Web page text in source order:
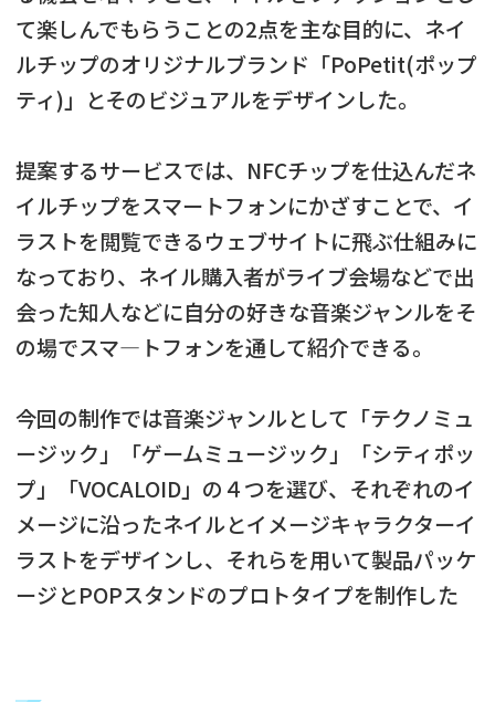
て楽しんでもらうことの2点を主な目的に、ネイ
ルチップのオリジナルブランド「PoPetit(ポップ
ティ)」とそのビジュアルをデザインした。
提案するサービスでは、NFCチップを仕込んだネ
イルチップをスマートフォンにかざすことで、イ
ラストを閲覧できるウェブサイトに飛ぶ仕組みに
なっており、ネイル購入者がライブ会場などで出
会った知人などに自分の好きな音楽ジャンルをそ
の場でスマ―トフォンを通して紹介できる。
今回の制作では音楽ジャンルとして「テクノミュ
ージック」「ゲームミュージック」「シティポッ
プ」「VOCALOID」の４つを選び、それぞれのイ
メージに沿ったネイルとイメージキャラクターイ
ラストをデザインし、それらを用いて製品パッケ
ージとPOPスタンドのプロトタイプを制作した